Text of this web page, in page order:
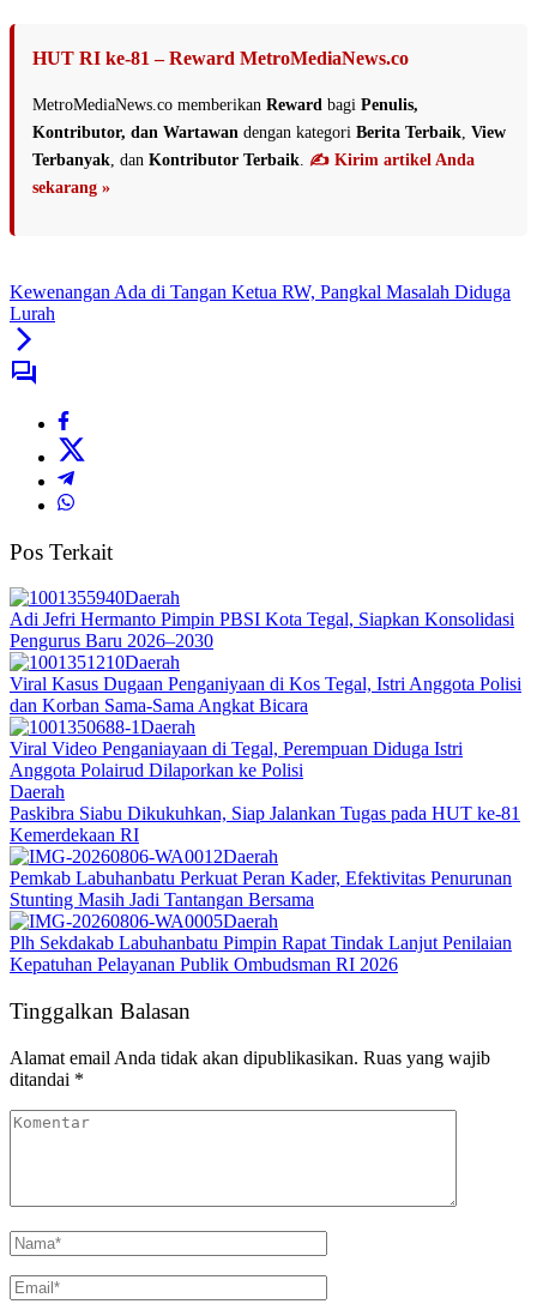
HUT RI ke-81 – Reward MetroMediaNews.co
MetroMediaNews.co memberikan Reward bagi Penulis,
Kontributor, dan Wartawan dengan kategori Berita Terbaik View
Terbanyak , dan Kontributor Terbaik ✍️ Kirim artikel Anda
sekarang »
Kewenangan Ada di Tangan Ketua RW, Pangkal Masalah Diduga
Lurah
Pos Terkait
Daerah
Adi Jefri Hermanto Pimpin PBSI Kota Tegal, Siapkan Konsolidasi
Pengurus Baru 2026–2030
Daerah
Viral Kasus Dugaan Penganiyaan di Kos Tegal, Istri Anggota Polisi
dan Korban Sama-Sama Angkat Bicara
Daerah
Viral Video Penganiayaan di Tegal, Perempuan Diduga Istri
Anggota Polairud Dilaporkan ke Polisi
Daerah
Paskibra Siabu Dikukuhkan, Siap Jalankan Tugas pada HUT ke-81
Kemerdekaan RI
Daerah
Pemkab Labuhanbatu Perkuat Peran Kader, Efektivitas Penurunan
Stunting Masih Jadi Tantangan Bersama
Daerah
Plh Sekdakab Labuhanbatu Pimpin Rapat Tindak Lanjut Penilaian
Kepatuhan Pelayanan Publik Ombudsman RI 2026
Tinggalkan Balasan
Alamat email Anda tidak akan dipublikasikan. Ruas yang wajib
ditandai *